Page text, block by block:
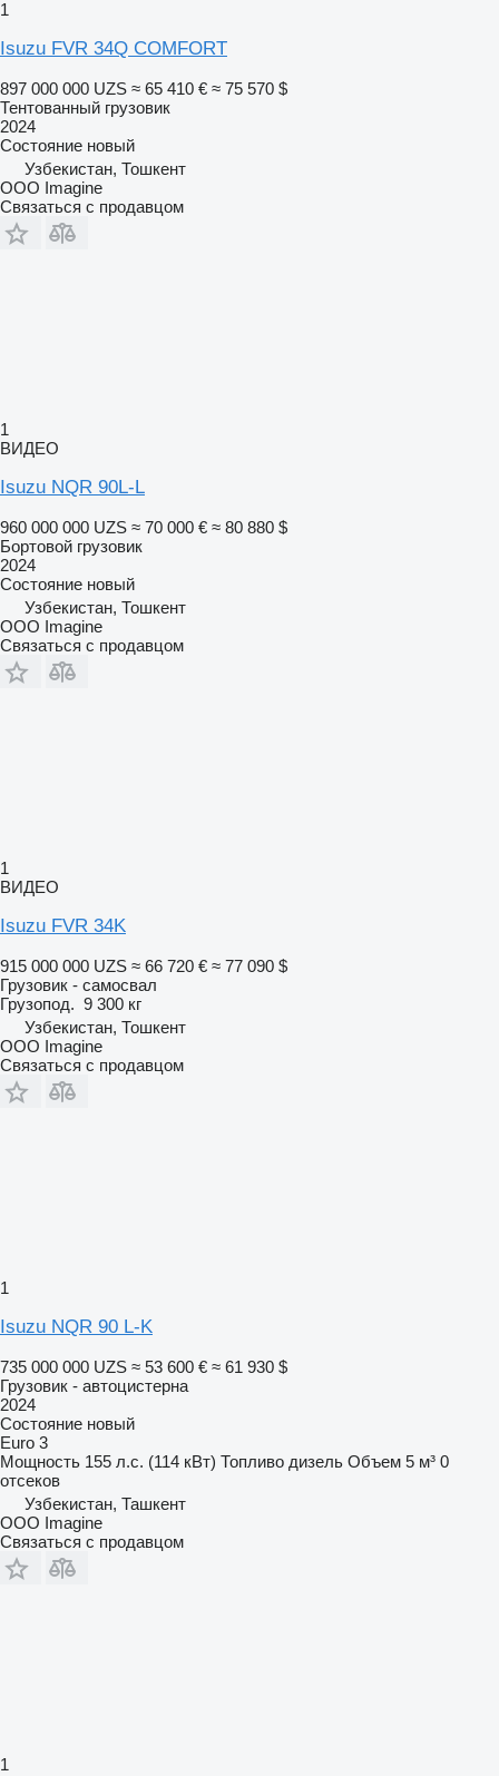
1
Isuzu FVR 34Q COMFORT
897 000 000 UZS ≈ 65 410 € ≈ 75 570 $
Тентованный грузовик
2024
Состояние новый
Узбекистан, Тошкент
OOO Imagine
Связаться с продавцом
1
ВИДЕО
Isuzu NQR 90L-L
960 000 000 UZS ≈ 70 000 € ≈ 80 880 $
Бортовой грузовик
2024
Состояние новый
Узбекистан, Тошкент
OOO Imagine
Связаться с продавцом
1
ВИДЕО
Isuzu FVR 34K
915 000 000 UZS ≈ 66 720 € ≈ 77 090 $
Грузовик - самосвал
Грузопод. 9 300 кг
Узбекистан, Тошкент
OOO Imagine
Связаться с продавцом
1
Isuzu NQR 90 L-K
735 000 000 UZS ≈ 53 600 € ≈ 61 930 $
Грузовик - автоцистерна
2024
Состояние новый
Euro 3
Мощность 155 л.с. (114 кВт) Топливо дизель Объем 5 м³ 0
отсеков
Узбекистан, Ташкент
OOO Imagine
Связаться с продавцом
1